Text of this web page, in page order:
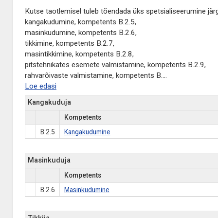
Kutse taotlemisel tuleb tõendada üks spetsialiseerumine
kangakudumine, kompetents B.2.5,
masinkudumine, kompetents B.2.6,
tikkimine, kompetents B.2.7,
masintikkimine, kompetents B.2.8,
pitstehnikates esemete valmistamine, kompetents B.2.9,
rahvarõivaste valmistamine, kompetents B....
Loe edasi
Kangakuduja
Kompetents
B.2.5
Kangakudumine
Masinkuduja
Kompetents
B.2.6
Masinkudumine